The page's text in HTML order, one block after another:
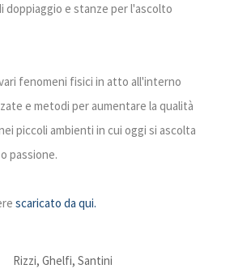
doppiaggio e stanze per l'ascolto
fenomeni fisici in atto all'interno
e metodi per aumentare la qualità
piccoli ambienti in cui oggi si ascolta
passione.
scaricato da qui.
Rizzi, Ghelfi, Santini